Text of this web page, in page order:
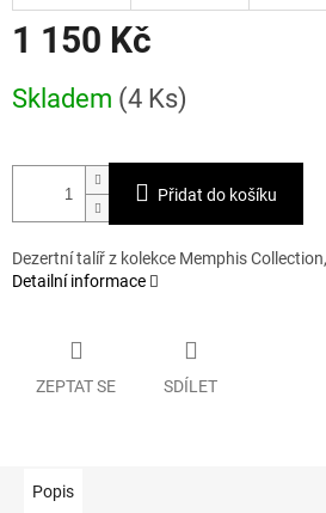
1 150 Kč
cena:
Skladem (4 Ks)
Přidat do košíku
Dezertní talíř z kolekce Memphis
Detailní informace
ZEPTAT SE SDÍLET
Popis